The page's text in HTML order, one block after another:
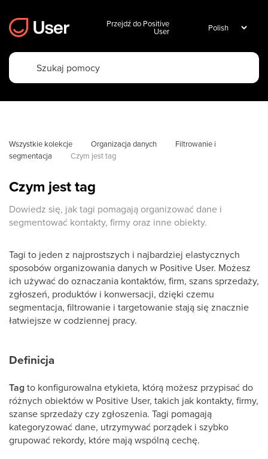
Przejdź do Positive
User
Wszystkie kolekcje Organizacja danych
Filtrowanie i
segmentacja
Czym jest tag
Czym jest tag
Dowiedz się, jak tagi pomagają organizować dane i
segmentować kontakty, firmy oraz inne obiekty.
Tagi to jeden z najprostszych i najbardziej elastycznych
sposobów organizowania danych w Positive User. Możesz
ich używać do oznaczania kontaktów, firm, szans sprzedaży,
zgłoszeń, produktów i konwersacji, dzięki czemu
segmentacja, filtrowanie i targetowanie stają się znacznie
łatwiejsze w codziennej pracy.
Definicja
Tagto konfigurowalna etykieta, którą możesz przypisać do
różnych obiektów w Positive User, takich jak kontakty, firmy,
szanse sprzedaży czy zgłoszenia. Tagi pomagają
kategoryzować dane, utrzymywać porządek i szybko
grupować rekordy, które mają wspólną cechę.